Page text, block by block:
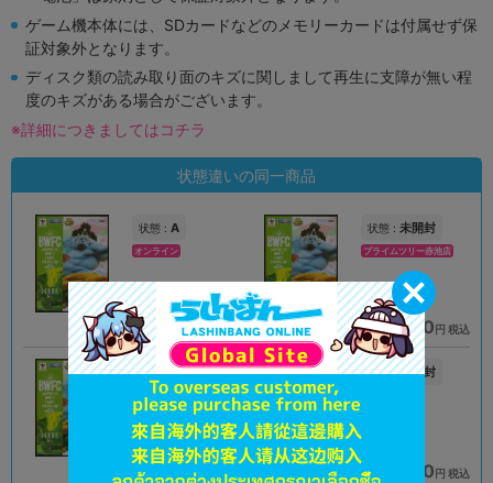
ゲーム機本体には、SDカードなどのメモリーカードは付属せず保
証対象外となります。
ディスク類の読み取り面のキズに関しまして再生に支障が無い程
度のキズがある場合がございます。
※詳細につきましてはコチラ
状態違いの同一商品
状態 : A
オンライン
品切状態 4,990円 税込
状態 : 未開封
プライムツリー赤池店
在庫あり 4,490円 税込
状態 :A
アリオ倉敷店
在庫あり 3,590 円 税込
状態 :未開封
在庫あり 4,490円 税込